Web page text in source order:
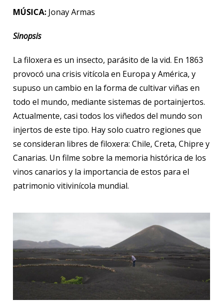
MÚSICA: Jonay Armas
Sinopsis
La filoxera es un insecto, parásito de la vid. En 1863
provocó una crisis vitícola en Europa y América, y
supuso un cambio en la forma de cultivar viñas en
todo el mundo, mediante sistemas de portainjertos.
Actualmente, casi todos los viñedos del mundo son
injertos de este tipo. Hay solo cuatro regiones que
se consideran libres de filoxera: Chile, Creta, Chipre y
Canarias. Un filme sobre la memoria histórica de los
vinos canarios y la importancia de estos para el
patrimonio vitivinícola mundial.